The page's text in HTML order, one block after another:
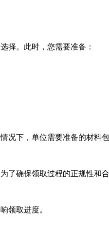
择。此时，您需要准备：
况下，单位需要准备的材料包
了确保领取过程的正规性和合
领取进度。